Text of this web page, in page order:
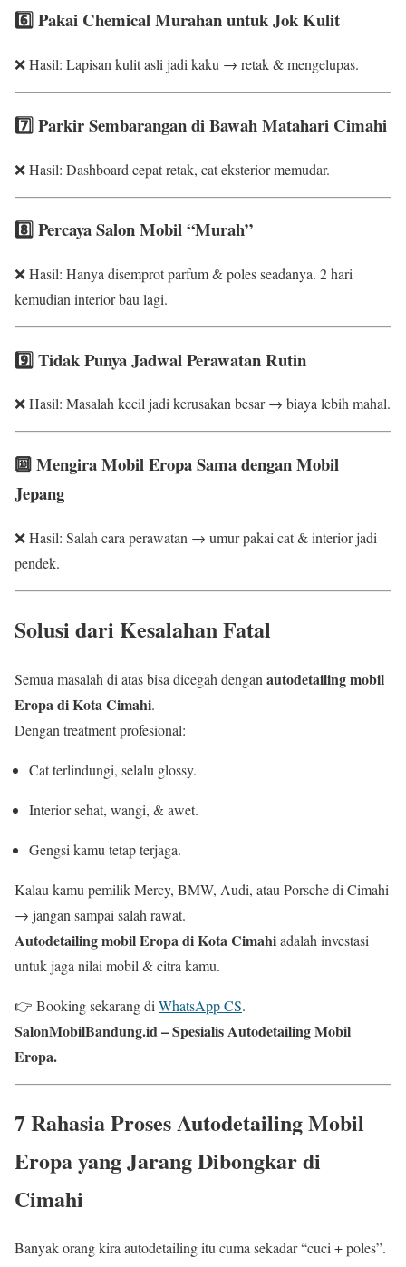
6️⃣ Pakai Chemical Murahan untuk Jok Kulit
❌ Hasil: Lapisan kulit asli jadi kaku → retak & mengelupas.
7️⃣ Parkir Sembarangan di Bawah Matahari Cimahi
❌ Hasil: Dashboard cepat retak, cat eksterior memudar.
8️⃣ Percaya Salon Mobil “Murah”
❌ Hasil: Hanya disemprot parfum & poles seadanya. 2 hari
kemudian interior bau lagi.
9️⃣ Tidak Punya Jadwal Perawatan Rutin
❌ Hasil: Masalah kecil jadi kerusakan besar → biaya lebih mahal.
🔟 Mengira Mobil Eropa Sama dengan Mobil
Jepang
❌ Hasil: Salah cara perawatan → umur pakai cat & interior jadi
pendek.
Solusi dari Kesalahan Fatal
Semua masalah di atas bisa dicegah dengan autodetailing mobil
Eropa di Kota Cimahi.
Dengan treatment profesional:
Cat terlindungi, selalu glossy.
Interior sehat, wangi, & awet.
Gengsi kamu tetap terjaga.
Kalau kamu pemilik Mercy, BMW, Audi, atau Porsche di Cimahi
→ jangan sampai salah rawat.
Autodetailing mobil Eropa di Kota Cimahiadalah investasi
untuk jaga nilai mobil & citra kamu.
👉 Booking sekarang di WhatsApp CS.
SalonMobilBandung.id – Spesialis Autodetailing Mobil
Eropa.
7 Rahasia Proses Autodetailing Mobil
Eropa yang Jarang Dibongkar di
Cimahi
Banyak orang kira autodetailing itu cuma sekadar “cuci + poles”.